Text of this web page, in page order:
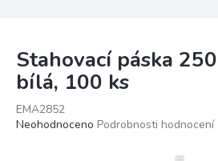
Stahovací páska
bílá, 100 ks
EMA2852
Průměrné
Neohodnoceno Podrobnosti hodnocení